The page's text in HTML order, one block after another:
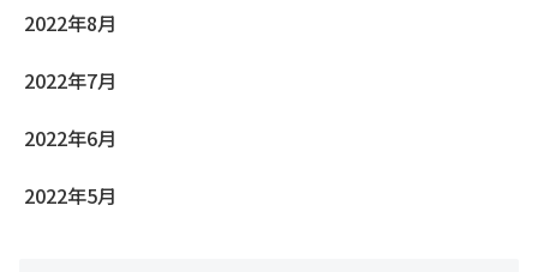
2022年8月
2022年7月
2022年6月
2022年5月